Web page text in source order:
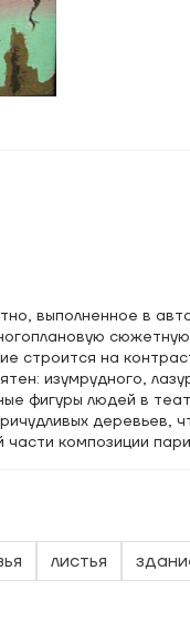
выполненное в
строится на
изумрудного,
фигуры людей в
деревьев,
композиции
отличается
листья